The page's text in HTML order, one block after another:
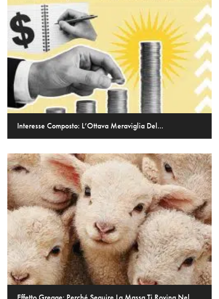
Interesse Composto: L’Ottava Meraviglia Del...